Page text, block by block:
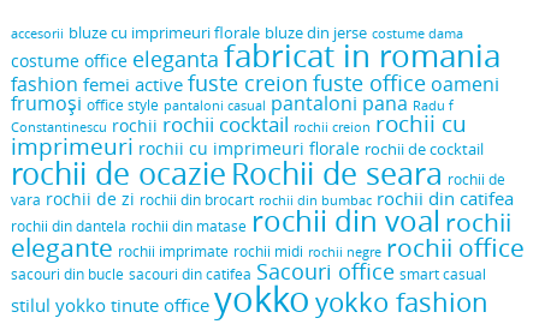
accesorii bluze cu imprimeuri florale bluze din jerse costume dama
costume office eleganta fabricat in romania
fashion femei active fuste creion fuste office oameni
frumoși office style pantaloni casual pantaloni pana Radu f
Constantinescu rochii rochii cocktail rochii creion rochii cu
imprimeuri rochii cu imprimeuri florale rochii de cocktail
rochii de ocazie Rochii de seara rochii de
vara rochii de zi rochii din brocart rochii din bumbac rochii din catifea
rochii din dantela rochii din matase rochii din voal rochii
elegante rochii imprimate rochii midi rochii negre rochii office
sacouri din bucle sacouri din catifea Sacouri office smart casual
stilul yokko tinute office yokko yokko fashion